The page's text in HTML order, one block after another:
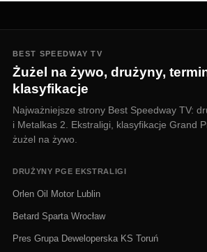
BEST SPEEDWAY TV
Żużel na żywo, drużyny,
klasyfikacje
Najważniejsze strony Best Speedway TV:
i Metalkas 2. Ekstraligi, klasyfikacje Grand
żużel na żywo.
DRUŻYNY PGE EKSTRALIGI
Orlen Oil Motor Lublin
Betard Sparta Wrocław
Pres Grupa Deweloperska KS Toruń